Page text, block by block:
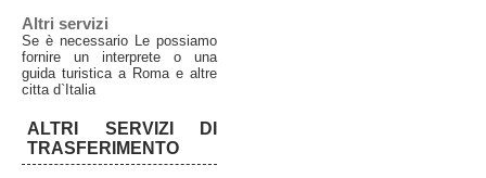
Altri servizi
Se è necessario Le possiamo
fornire un interprete o una
guida turistica a Roma e altre
citta d`Italia
ALTRI SERVIZI DI
TRASFERIMENTO